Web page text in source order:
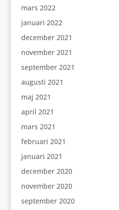
mars 2022
januari 2022
december 2021
november 2021
september 2021
augusti 2021
maj 2021
april 2021
mars 2021
februari 2021
januari 2021
december 2020
november 2020
september 2020